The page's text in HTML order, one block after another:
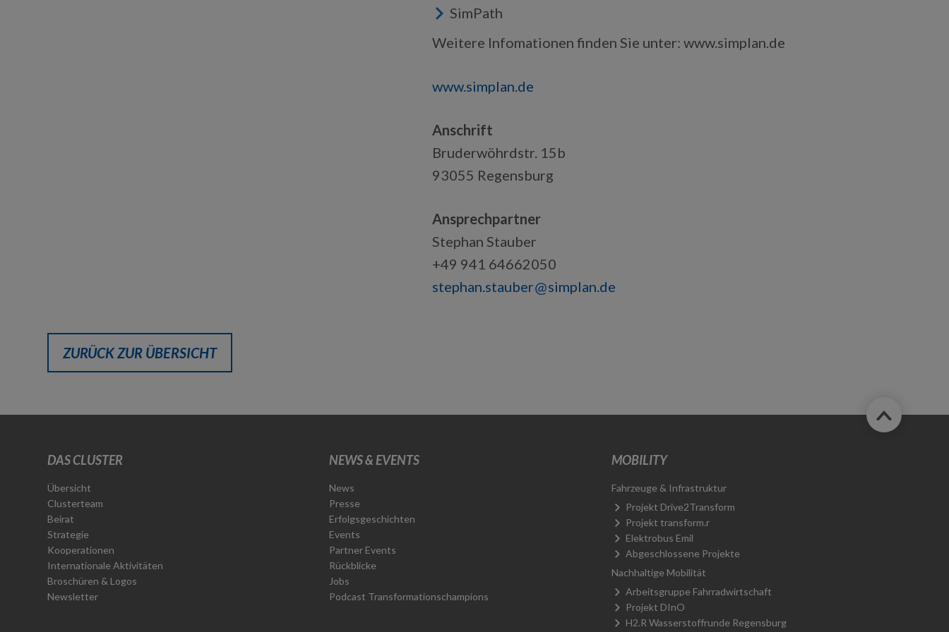
SimPath
Weitere Infomationen finden Sie unter: www.simplan.de
www.simplan.de
Anschrift
Bruderwöhrdstr. 15b
93055 Regensburg
Ansprechpartner
Stephan Stauber
+49 941 64662050
stephan.stauber
simplan.de
ZURÜCK ZUR ÜBERSICHT
DAS CLUSTER
Übersicht
Clusterteam
Beirat
Strategie
Kooperationen
Internationale Aktivitäten
Broschüren & Logos
Newsletter
NEWS & EVENTS
News
Presse
Erfolgsgeschichten
Events
Partner Events
Rückblicke
Jobs
Podcast Transformationschampions
MOBILITY
Fahrzeuge & Infrastruktur
Projekt Drive2Transform
Projekt transform.r
Elektrobus Emil
Abgeschlossene Projekte
Nachhaltige Mobilität
Arbeitsgruppe Fahrradwirtschaft
Projekt DInO
H2.R Wasserstoffrunde Regensburg